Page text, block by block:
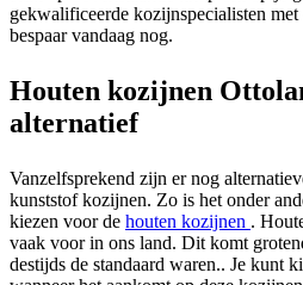
gekwalificeerde kozijnspecialisten
bespaar vandaag nog.
Houten kozijnen
alternatief
Vanzelfsprekend zijn er nog
kunststof kozijnen. Zo is het onder
kiezen voor de houten kozijnen .
vaak voor in ons land. Dit komt
destijds de standaard waren.. Je kunt